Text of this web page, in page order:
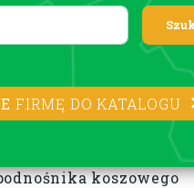
FIRMĘ DO KATALOGU
koszowego